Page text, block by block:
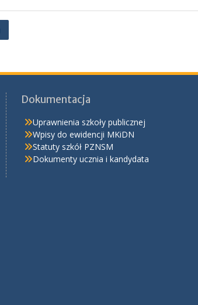
Dokumentacja
Uprawnienia szkoły publicznej
Wpisy do ewidencji MKiDN
Statuty szkół PZNSM
Dokumenty ucznia i kandydata